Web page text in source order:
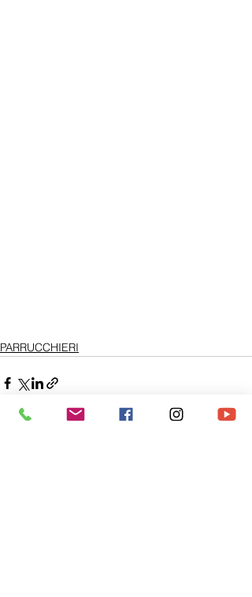
PARRUCCHIERI